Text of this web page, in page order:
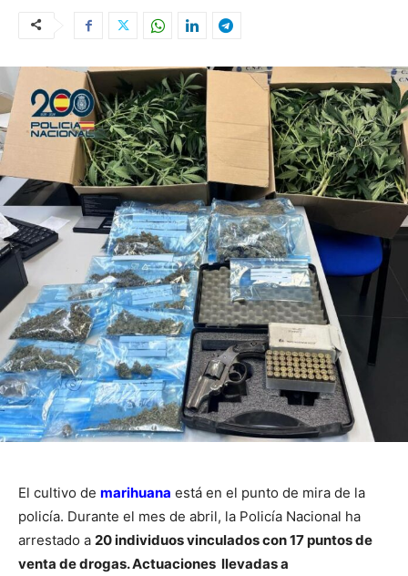
El cultivo de marihuana está en el punto de mira de la
policía. Durante el mes de abril, la Policía Nacional ha
arrestado a 20 individuos vinculados con 17 puntos de
venta de drogas. Actuaciones llevadas a